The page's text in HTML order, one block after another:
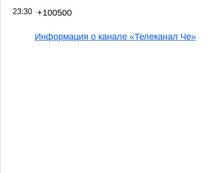
23:30 +100500
Информация о канале «Телеканал Че»